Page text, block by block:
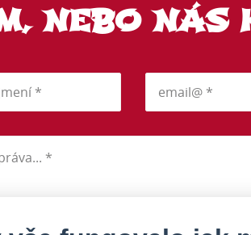
NEBO NÁS